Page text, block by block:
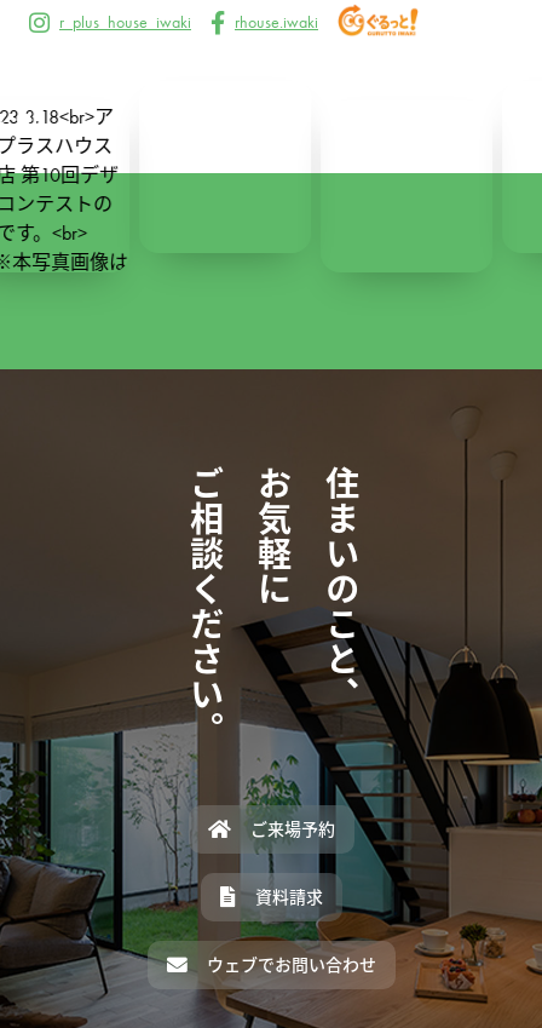
r_plus_house_iwaki rhouse.iwaki
0
住まいのこと、
お気軽に
ご相談ください。
ご来場予約
資料請求
ウェブでお問い合わせ